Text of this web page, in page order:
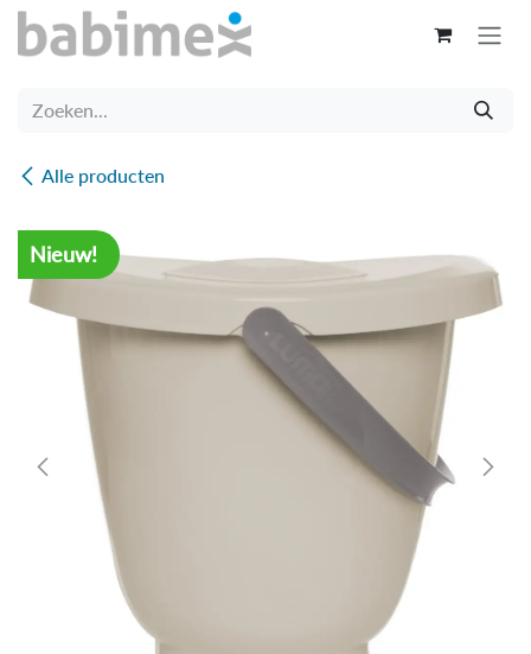
Overslaan naar inhoud
Alle producten
Nieuw!